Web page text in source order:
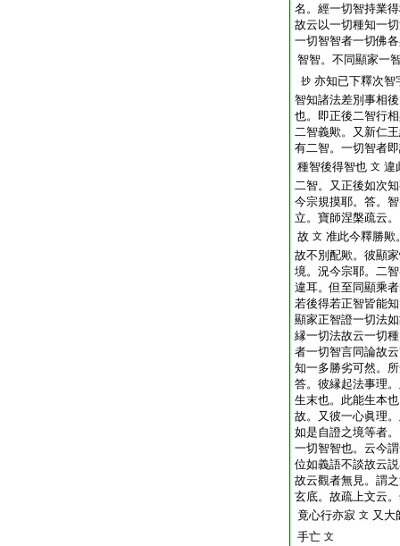
名。經一切智持業
故云以一切種知一
一切智智者一切佛
智智。不同顯家一
抄 亦知已下釋次智
智知諸法差別事相
也。即正後二智行
二智義歟。又新仁
有二智。一切智者
種智後得智也 文 違
二智。又正後如次
今宗規摸耶。答。
立。寶師涅槃疏云
故 文 准此今釋勝歟
故不別配歟。彼顯
境。況今宗耶。二
違耳。但至同顯乘
若後得若正智皆能
顯家正智證一切法
縁一切法故云一切
者一切智言同論故
知一多勝劣可然。
答。彼縁起法事理
生末也。此能生本
故。又彼一心眞理
如是自證之境等者
一切智智也。云今
位如義語不談故云
故云觀者無見。謂
玄底。故疏上文云
竟心行亦寂 文 又大
手亡 文